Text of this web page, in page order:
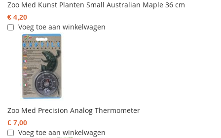
Zoo Med Kunst Planten Small Australian Maple 36 cm
€ 4,20
Voeg toe aan winkelwagen
Zoo Med Precision Analog Thermometer
€ 7,00
Voeg toe aan winkelwagen